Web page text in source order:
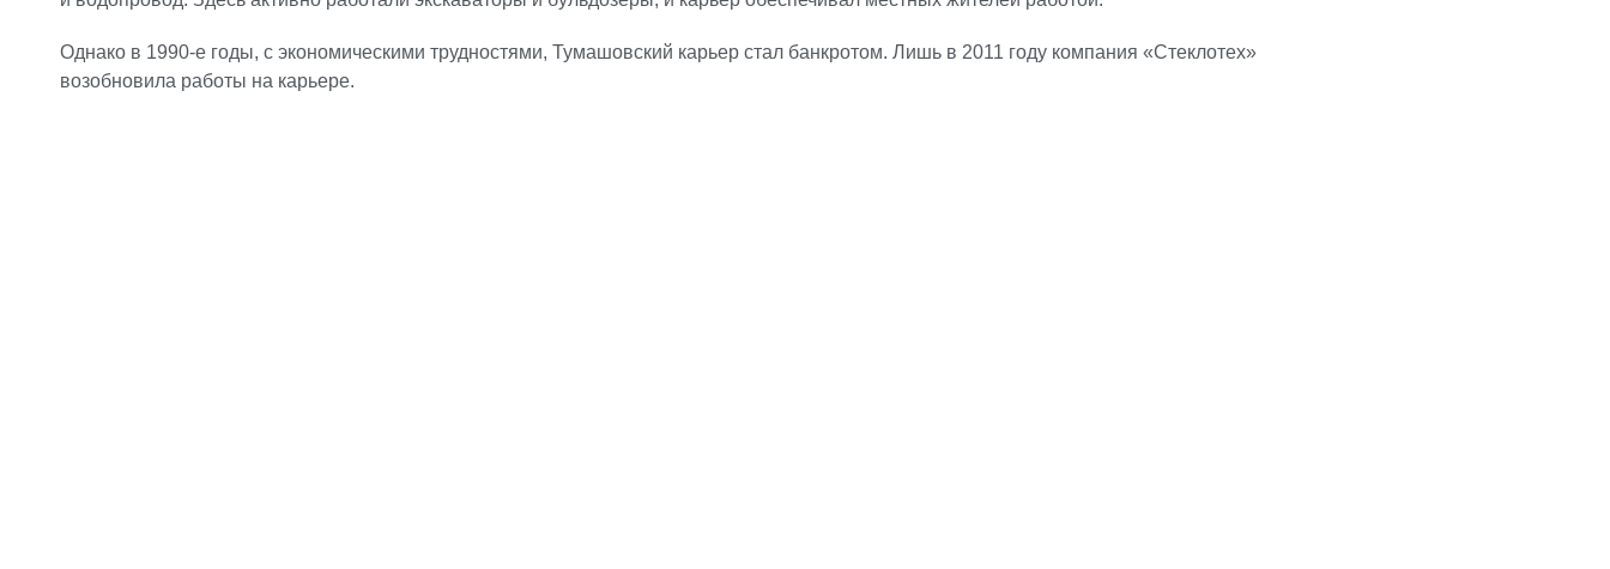
Однако в 1990-е годы, с экономическими трудностями, Тумашовский карьер стал банкротом. Лишь в 2011 году компания «Стеклотех»
возобновила работы на карьере.